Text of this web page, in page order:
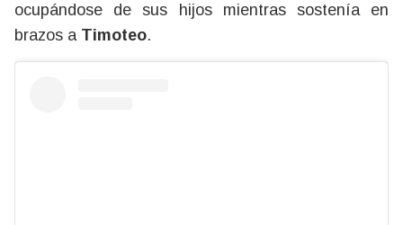
ocupándose de sus hijos mientras sostenía en
brazos a Timoteo.